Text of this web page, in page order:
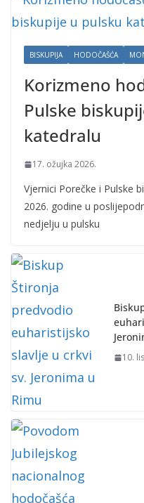
BISKUPIJA HODOČAŠĆA
Korizmeno
Pulske
katedralu
17. ožujka 2026.
Vjernici Porečke i Pulske
2026. godine u
nedjelju u pulsku
10.